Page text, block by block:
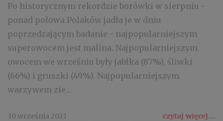
Po historycznym rekordzie borówki w sierpniu -
ponad połowa Polaków jadła je w dniu
poprzedzającym badanie - najpopularniejszym
superowocem jest malina. Najpopularniejszym
owocem we wrześniu były jabłka (87%), śliwki
(66%) i gruszki (49%). Najpopularniejszym
warzywem zie...
30 września 2021 czytaj więcej...